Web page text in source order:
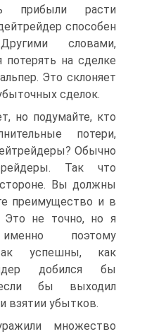
прибыли расти
способен
словами,
потерять на сделке
Это склоняет
сделок.
но подумайте, кто
потери,
Обычно
Так что
Вы должны
преимущество и в
Это не точно, но я
поэтому
успешны, как
добился бы
бы выходил
взятии убытков.
множество